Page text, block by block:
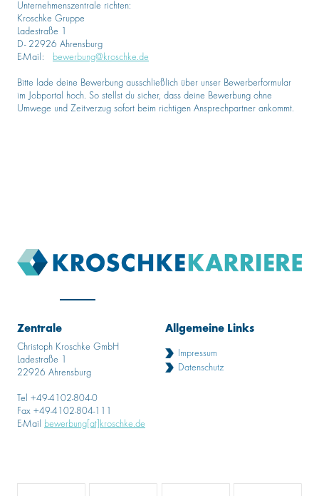
Unternehmenszentrale richten:
Kroschke Gruppe
Ladestraße 1
D- 22926 Ahrensburg
E-Mail: bewerbung@kroschke.de
Bitte lade deine Bewerbung ausschließlich über unser Bewerberformular
im Jobportal hoch. So stellst du sicher, dass deine Bewerbung ohne
Umwege und Zeitverzug sofort beim richtigen Ansprechpartner ankommt.
Zentrale
Christoph Kroschke GmbH
Ladestraße 1
22926 Ahrensburg
Tel +49-4102-804-0
Fax +49-4102-804-111
E-Mail bewerbung[at]kroschke.de
Allgemeine Links
Impressum
Datenschutz